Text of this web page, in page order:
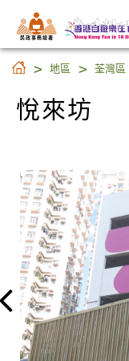
民 政 事 務 總 署
悅來坊
地區 荃灣區
悅來坊